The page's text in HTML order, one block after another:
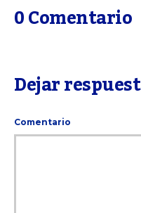
0 Comentario
Dejar
Comentario